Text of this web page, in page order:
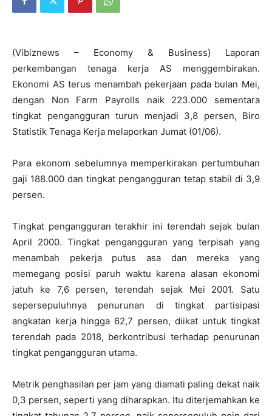
(Vibiznews – Economy & Business) Laporan
perkembangan tenaga kerja AS menggembirakan.
Ekonomi AS terus menambah pekerjaan pada bulan Mei,
dengan Non Farm Payrolls naik 223.000 sementara
tingkat pengangguran turun menjadi 3,8 persen, Biro
Statistik Tenaga Kerja melaporkan Jumat (01/06).
Para ekonom sebelumnya memperkirakan pertumbuhan
gaji 188.000 dan tingkat pengangguran tetap stabil di 3,9
persen.
Tingkat pengangguran terakhir ini terendah sejak bulan
April 2000. Tingkat pengangguran yang terpisah yang
menambah pekerja putus asa dan mereka yang
memegang posisi paruh waktu karena alasan ekonomi
jatuh ke 7,6 persen, terendah sejak Mei 2001. Satu
sepersepuluhnya penurunan di tingkat partisipasi
angkatan kerja hingga 62,7 persen, diikat untuk tingkat
terendah pada 2018, berkontribusi terhadap penurunan
tingkat pengangguran utama.
Metrik penghasilan per jam yang diamati paling dekat naik
0,3 persen, seperti yang diharapkan. Itu diterjemahkan ke